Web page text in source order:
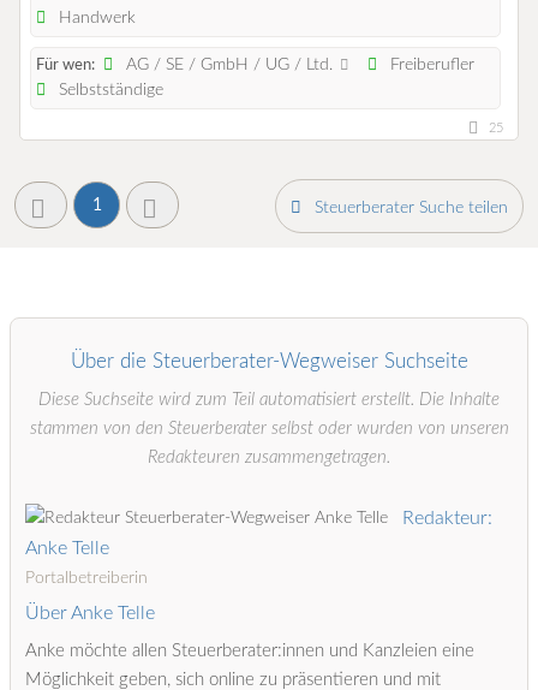
Handwerk
Für wen: AG / SE / GmbH / UG / Ltd.
Freiberufler
Selbstständige
25
1 Steuerberater Suche teilen
Über die Steuerberater-Wegweiser Suchseite
Diese Suchseite wird zum Teil automatisiert erstellt. Die Inhalte
stammen von den Steuerberater selbst oder wurden von unseren
Redakteuren zusammengetragen.
Redakteur:
Anke Telle
Portalbetreiberin
Über Anke Telle
Anke möchte allen Steuerberater:innen und Kanzleien eine
Möglichkeit geben, sich online zu präsentieren und mit